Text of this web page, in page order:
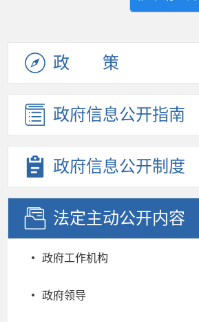
政策
政府信息公开指南
政府信息公开制度
法定主动公开内容
政府工作机构
政府领导